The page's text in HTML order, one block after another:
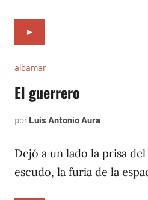
►
albamar
El guerrero
por Luis Antonio Aura
1996
Dejó a un lado la prisa
escudo, la furia de la